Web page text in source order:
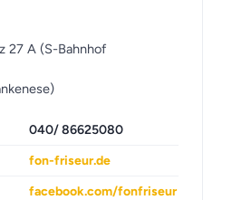
27 A (S-Bahnhof
040/ 86625080
fon-friseur.de
facebook.com/fonfriseur